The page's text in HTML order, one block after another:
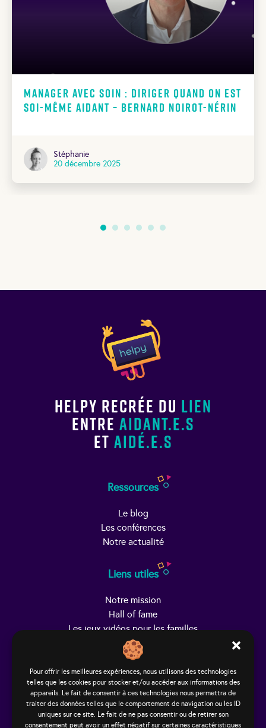
Pour offrir les meilleures expériences, nous utilisons des technologies
telles que les cookies pour stocker et/ou accéder aux informations des
appareils. Le fait de consentir à ces technologies nous permettra de
traiter des données telles que le comportement de navigation ou les ID
uniques sur ce site. Le fait de ne pas consentir ou de retirer son
consentement peut avoir un effet négatif sur certaines caractéristiques
Manager avec soin : diriger quand on est
soi-même aidant – Bernard Noirot-Nérin
Stéphanie
20 décembre 2025
Helpy recrée du lien
entre aidant.e.s
et aidé.e.s
Ressources
Le blog
Les conférences
Notre actualité
Liens utiles
Notre mission
Hall of fame
Les jeux vidéos pour les familles
Trouver Helpy
Le studio
65, rue Hénon
69004 Lyon - France